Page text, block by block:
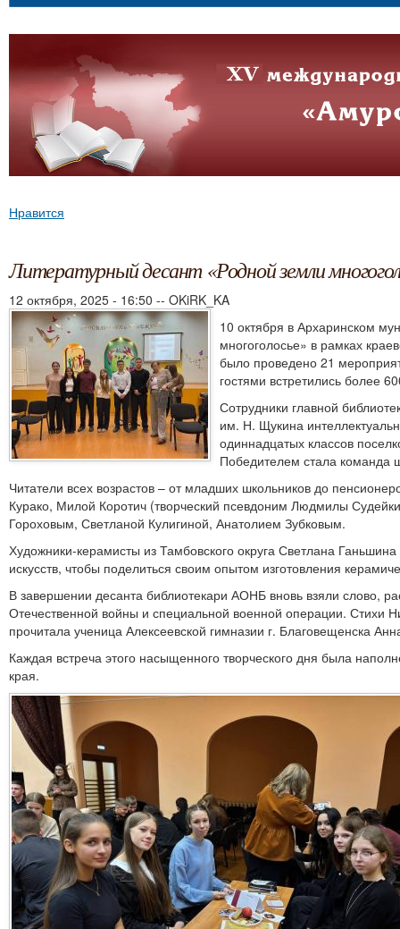
Нравится
Литературный десант «Родной земли
12 октября, 2025 - 16:50 -- OKiRK_KA
10 октября в Архаринском
многоголосье» в рамках
было проведено 21
гостями встретились более
Сотрудники главной
им. Н. Щукина
одиннадцатых классов
Победителем стала
Читатели всех возрастов – от младших школьников до
Курако, Милой Коротич (творческий псевдоним Людмилы
Гороховым, Светланой Кулигиной, Анатолием Зубковым.
Художники-керамисты из Тамбовского округа Светлана
искусств, чтобы поделиться своим опытом изготовления
В завершении десанта библиотекари АОНБ вновь взяли слово,
Отечественной войны и специальной военной операции. Стихи
прочитала ученица Алексеевской гимназии г. Благовещенска
Каждая встреча этого насыщенного творческого дня была
края.